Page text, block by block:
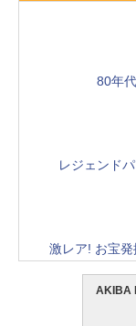
80年
レジェンド
激レア! お宝
AKIBA